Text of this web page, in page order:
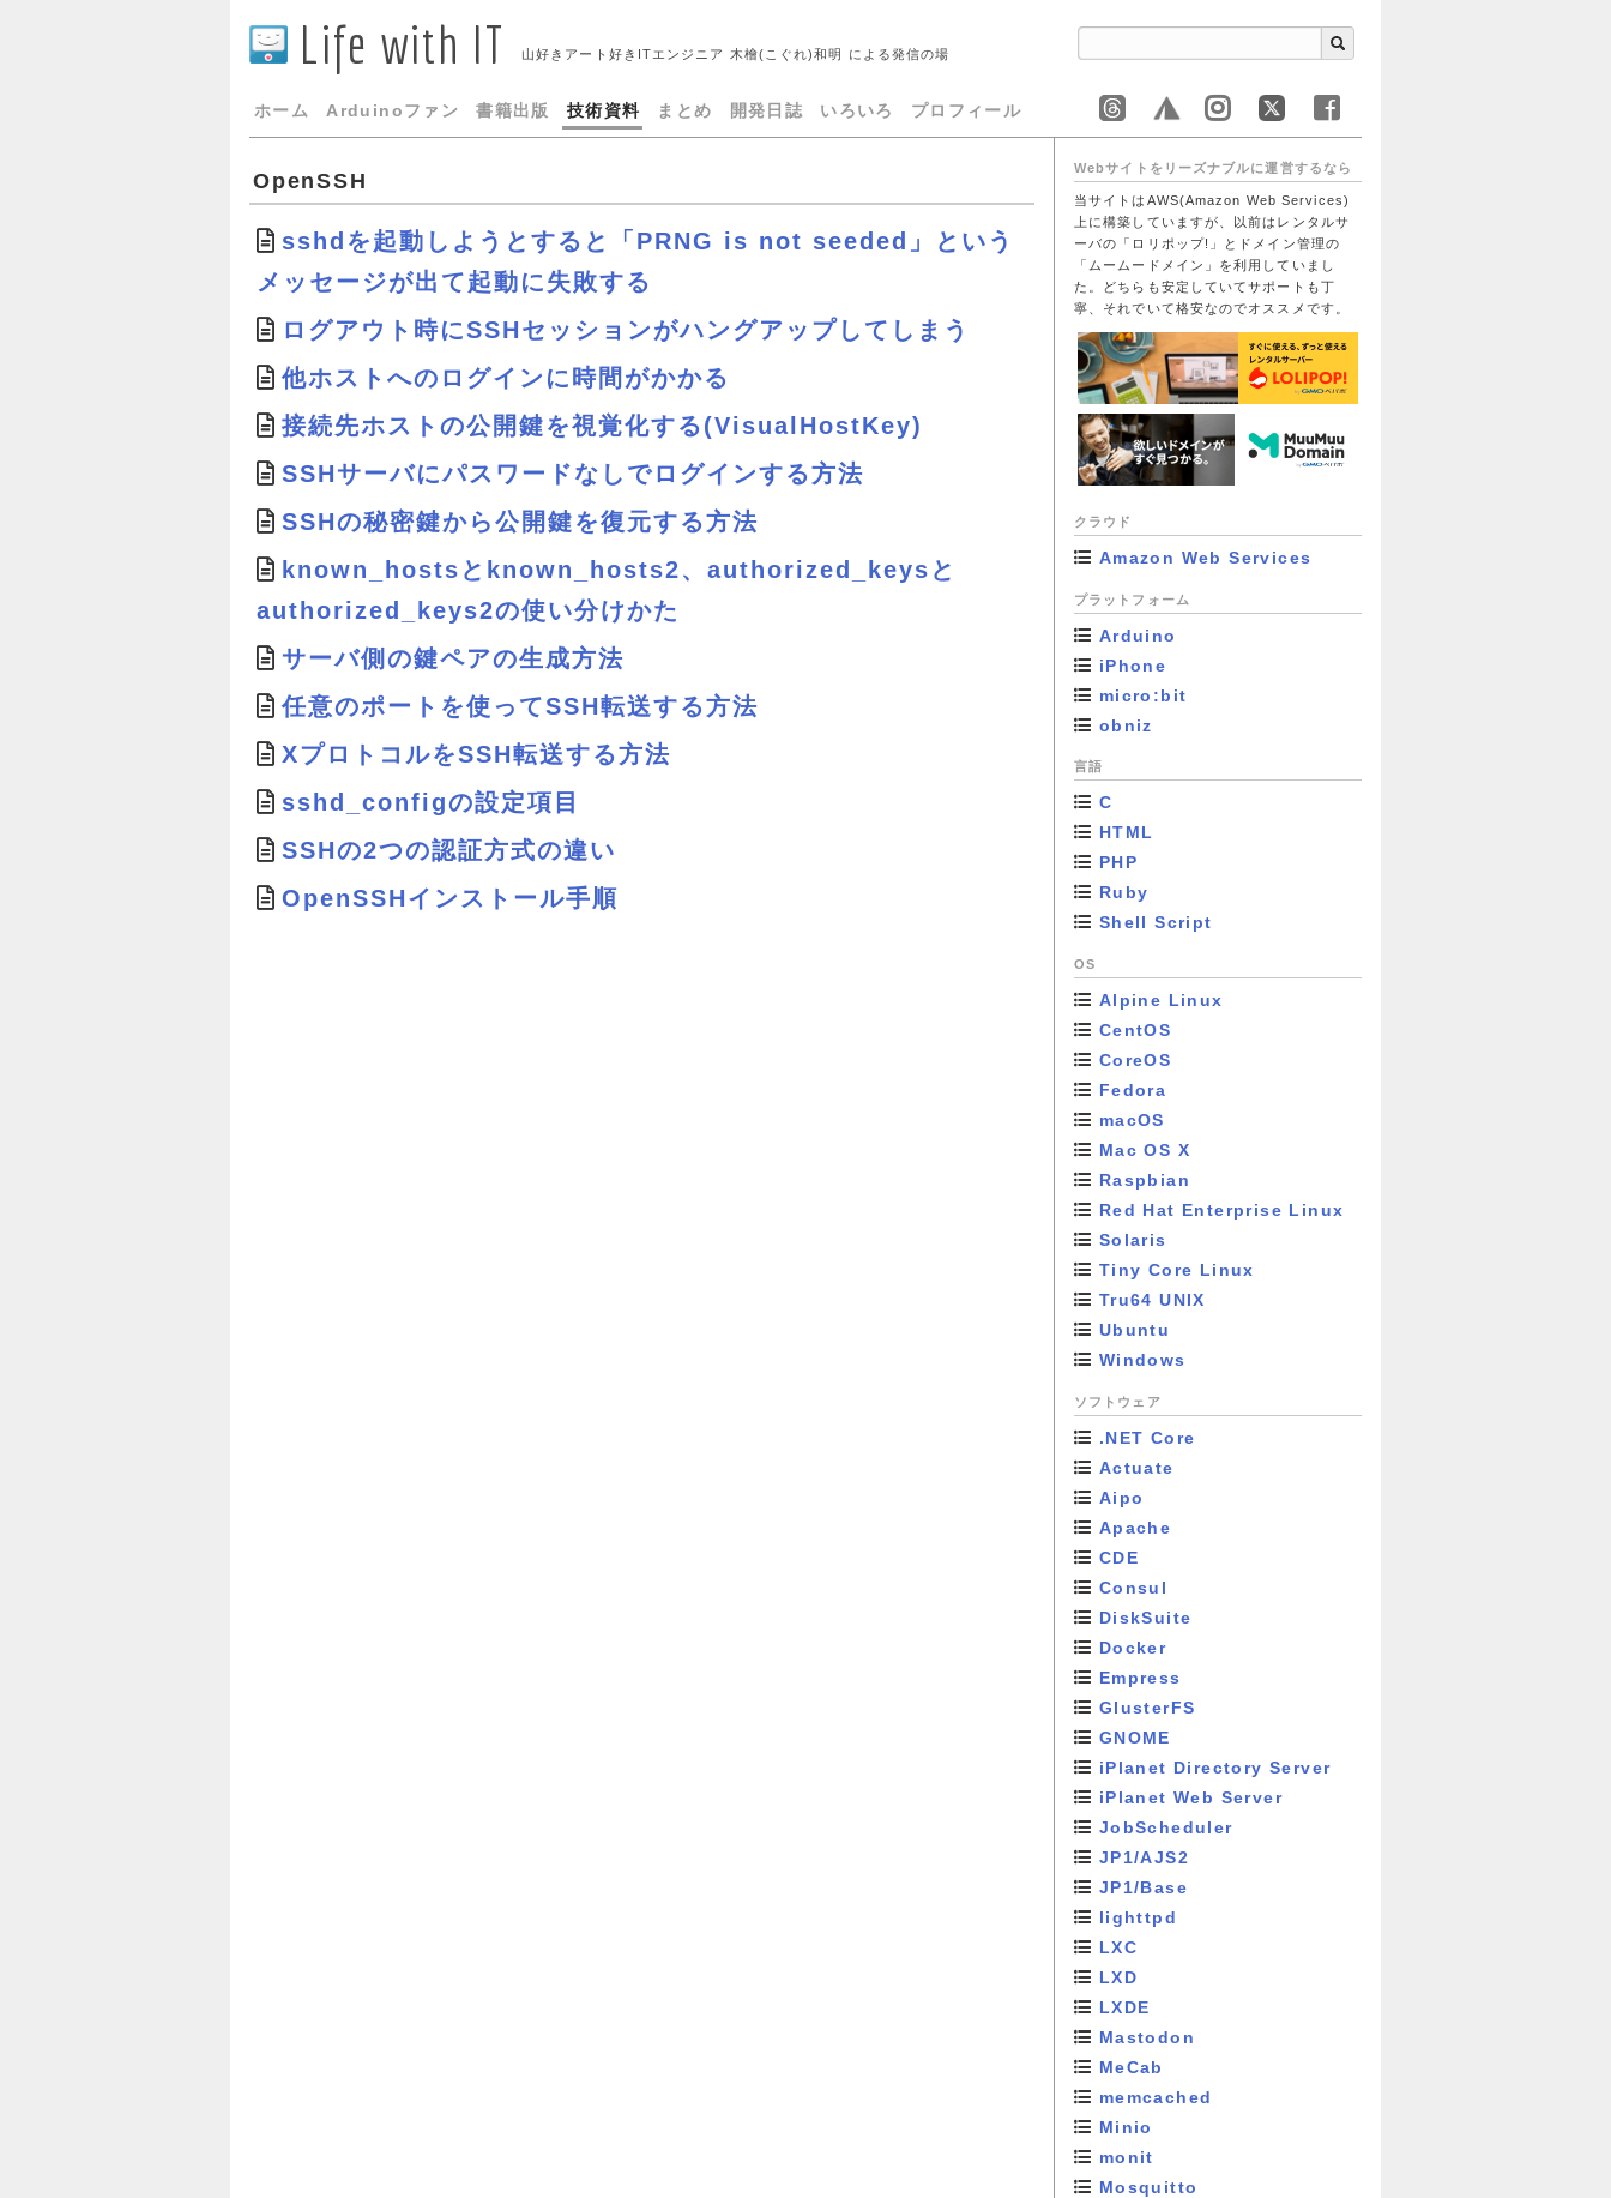
Life with IT 山好きアート好きITエンジニア 木檜(こぐれ)和明 による発信の場
ホーム Arduinoファン 書籍出版 技術資料 まとめ 開発日誌 いろいろ プロフィール
OpenSSH
sshdを起動しようとすると「PRNG is not seeded」という
メッセージが出て起動に失敗する
ログアウト時にSSHセッションがハングアップしてしまう
他ホストへのログインに時間がかかる
接続先ホストの公開鍵を視覚化する(VisualHostKey)
SSHサーバにパスワードなしでログインする方法
SSHの秘密鍵から公開鍵を復元する方法
known_hostsとknown_hosts2、authorized_keysと
authorized_keys2の使い分けかた
サーバ側の鍵ペアの生成方法
任意のポートを使ってSSH転送する方法
XプロトコルをSSH転送する方法
sshd_configの設定項目
SSHの2つの認証方式の違い
OpenSSHインストール手順
Webサイトをリーズナブルに運営するなら
当サイトはAWS(Amazon Web Services)
上に構築していますが、以前はレンタルサ
ーバの「ロリポップ!」とドメイン管理の
「ムームードメイン」を利用していまし
た。どちらも安定していてサポートも丁
寧、それでいて格安なのでオススメです。
クラウド
Amazon Web Services
プラットフォーム
Arduino
iPhone
micro:bit
obniz
言語
C
HTML
PHP
Ruby
Shell Script
OS
Alpine Linux
CentOS
CoreOS
Fedora
macOS
Mac OS X
Raspbian
Red Hat Enterprise Linux
Solaris
Tiny Core Linux
Tru64 UNIX
Ubuntu
Windows
ソフトウェア
.NET Core
Actuate
Aipo
Apache
CDE
Consul
DiskSuite
Docker
Empress
GlusterFS
GNOME
iPlanet Directory Server
iPlanet Web Server
JobScheduler
JP1/AJS2
JP1/Base
lighttpd
LXC
LXD
LXDE
Mastodon
MeCab
memcached
Minio
monit
Mosquitto